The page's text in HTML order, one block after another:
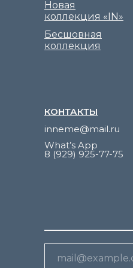
КОНТАКТЫ
inneme@mail.ru
What’s App
8 (929) 925-77-75
Бесшовная
коллекция
Новая
коллекция «IN»